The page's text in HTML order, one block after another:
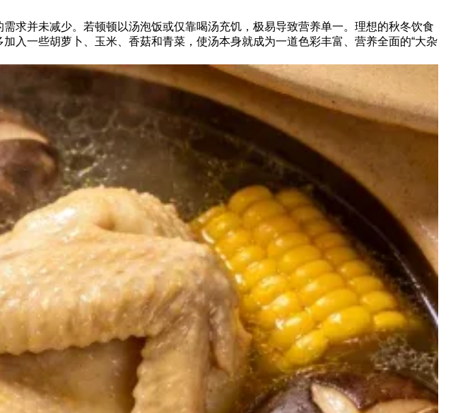
求并未减少。若顿顿以汤泡饭或仅靠喝汤充饥，极易导致营养单一。理想的秋冬饮食
入一些胡萝卜、玉米、香菇和青菜，使汤本身就成为一道色彩丰富、营养全面的“大杂